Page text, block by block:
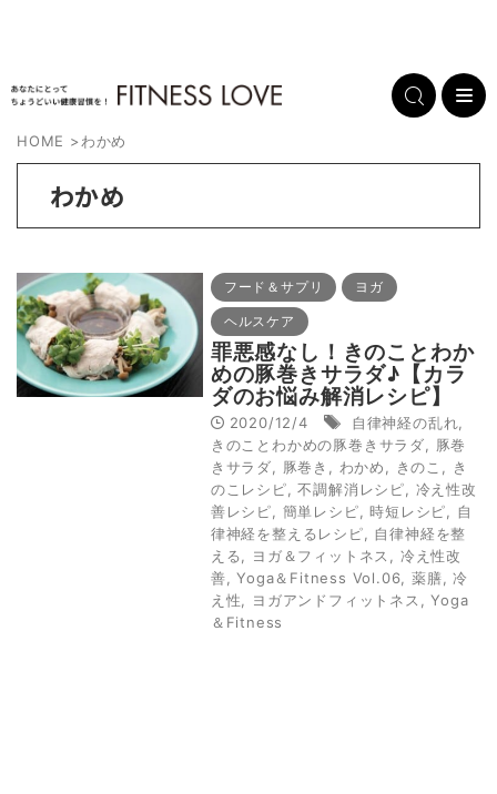
HOME >わかめ
わかめ
フード＆サプリ ヨガ
ヘルスケア
罪悪感なし！きのことわか
めの豚巻きサラダ♪【カラ
ダのお悩み解消レシピ】
2020/12/4 自律神経の乱れ
きのことわかめの豚巻きサラダ
豚巻
きサラダ
豚巻き わかめ きのこ
き
のこレシピ ,不調解消レシピ
冷え性改
善レシピ
簡単レシピ ,時短レシピ
自
律神経を整えるレシピ
自律神経を整
える
ヨガ＆フィットネス
冷え性改
善 ,Yoga＆Fitness Vol.06 薬膳 ,冷
え性
ヨガアンドフィットネス ,Yoga
＆Fitness